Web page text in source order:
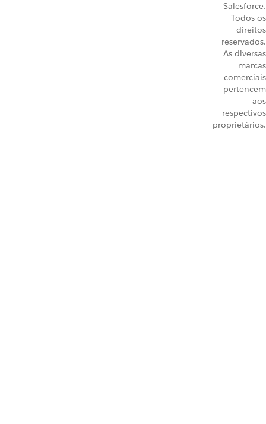
Salesforce.
Todos os
direitos
reservados.
As diversas
marcas
comerciais
pertencem
aos
respectivos
proprietários.